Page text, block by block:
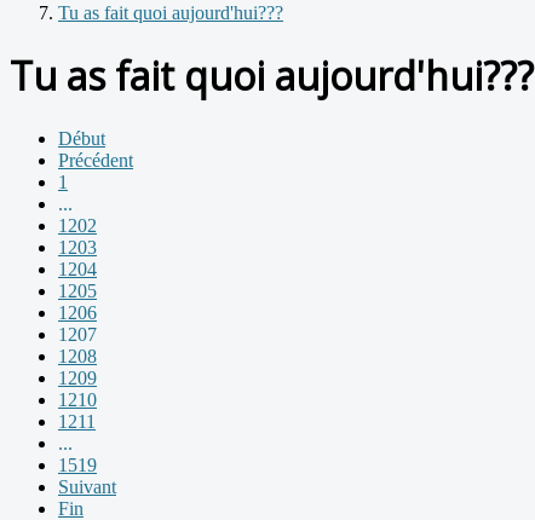
Tu as fait quoi aujourd'hui???
Tu as fait quoi aujourd'hui???
Début
Précédent
1
...
1202
1203
1204
1205
1206
1207
1208
1209
1210
1211
...
1519
Suivant
Fin